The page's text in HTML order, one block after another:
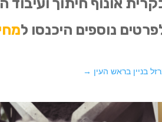
נוספים היכנסו ל
בניין בראש העין →